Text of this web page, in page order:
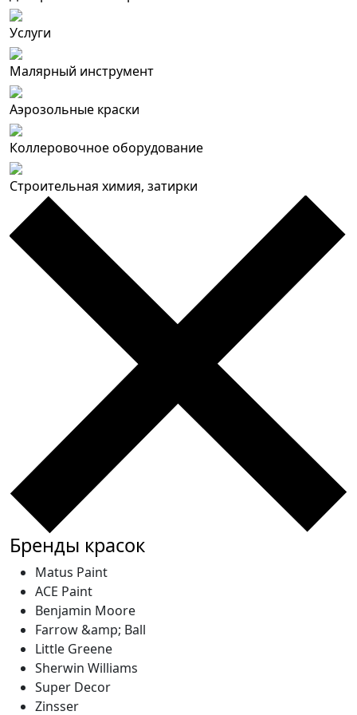
Услуги
Малярный инструмент
Аэрозольные краски
Коллеровочное оборудование
Строительная химия, затирки
Бренды красок
Matus Paint
ACE Paint
Benjamin Moore
Farrow &amp; Ball
Little Greene
Sherwin Williams
Super Decor
Zinsser